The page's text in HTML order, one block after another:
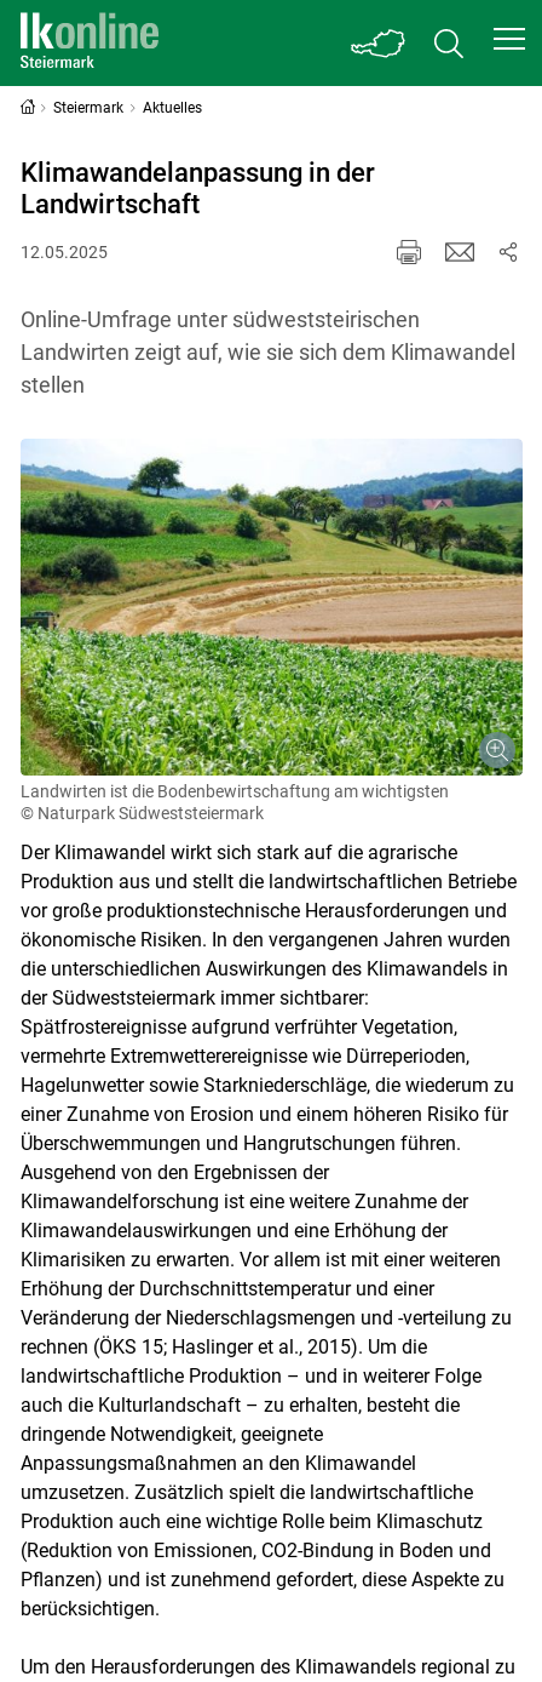
Steiermark Aktuelles
Klimawandelanpassung in der
Landwirtschaft
12.05.2025
Online-Umfrage unter südweststeirischen
Landwirten zeigt auf, wie sie sich dem Klimawandel
stellen
Landwirten ist die Bodenbewirtschaftung am wichtigsten
© Naturpark Südweststeiermark
Der Klimawandel wirkt sich stark auf die agrarische
Produktion aus und stellt die landwirtschaftlichen Betriebe
vor große produktionstechnische Herausforderungen und
ökonomische Risiken. In den vergangenen Jahren wurden
die unterschiedlichen Auswirkungen des Klimawandels in
der Südweststeiermark immer sichtbarer:
Spätfrostereignisse aufgrund verfrühter Vegetation,
vermehrte Extremwetterereignisse wie Dürreperioden,
Hagelunwetter sowie Starkniederschläge, die wiederum zu
einer Zunahme von Erosion und einem höheren Risiko für
Überschwemmungen und Hangrutschungen führen.
Ausgehend von den Ergebnissen der
Klimawandelforschung ist eine weitere Zunahme der
Klimawandelauswirkungen und eine Erhöhung der
Klimarisiken zu erwarten. Vor allem ist mit einer weiteren
Erhöhung der Durchschnittstemperatur und einer
Veränderung der Niederschlagsmengen und -verteilung zu
rechnen (ÖKS 15; Haslinger et al., 2015). Um die
landwirtschaftliche Produktion – und in weiterer Folge
auch die Kulturlandschaft – zu erhalten, besteht die
dringende Notwendigkeit, geeignete
Anpassungsmaßnahmen an den Klimawandel
umzusetzen. Zusätzlich spielt die landwirtschaftliche
Produktion auch eine wichtige Rolle beim Klimaschutz
(Reduktion von Emissionen, CO2-Bindung in Boden und
Pflanzen) und ist zunehmend gefordert, diese Aspekte zu
berücksichtigen.
Um den Herausforderungen des Klimawandels regional zu